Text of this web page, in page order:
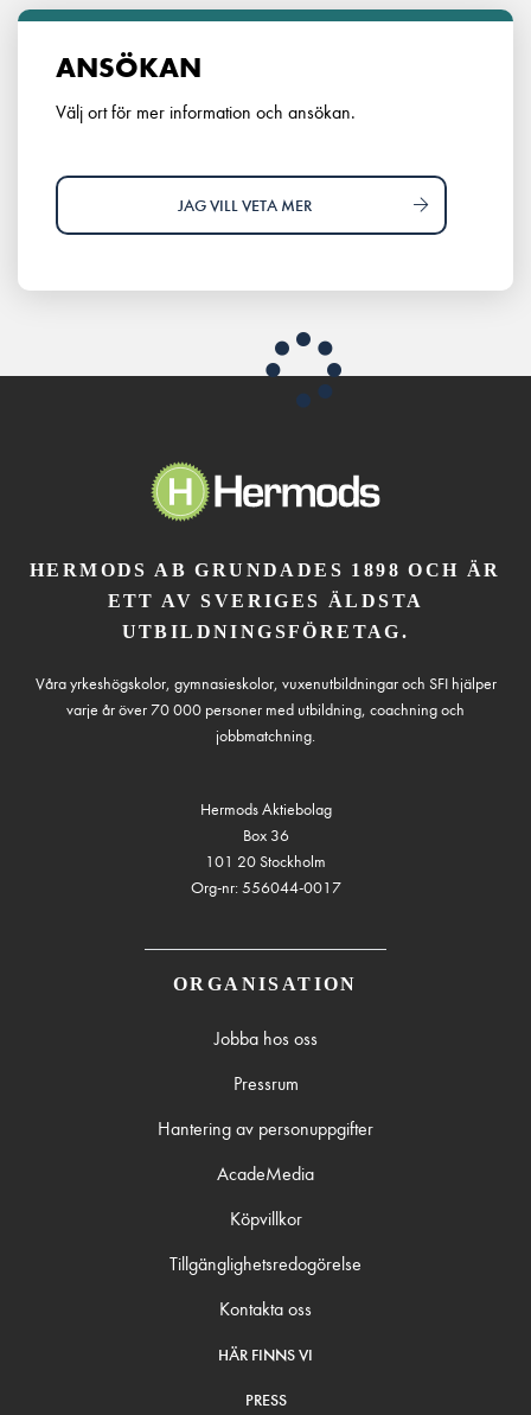
ANSÖKAN
Välj ort för mer information och ansökan.
JAG VILL VETA MER
HERMODS AB GRUNDADES 1898 OCH ÄR
ETT AV SVERIGES ÄLDSTA
UTBILDNINGSFÖRETAG.
Våra yrkeshögskolor, gymnasieskolor, vuxenutbildningar och SFI hjälper
varje år över 70 000 personer med utbildning, coachning och
jobbmatchning.
Hermods Aktiebolag
Box 36
101 20 Stockholm
Org-nr: 556044-0017
ORGANISATION
Jobba hos oss
Pressrum
Hantering av personuppgifter
AcadeMedia
Köpvillkor
Tillgänglighetsredogörelse
Kontakta oss
HÄR FINNS VI
PRESS